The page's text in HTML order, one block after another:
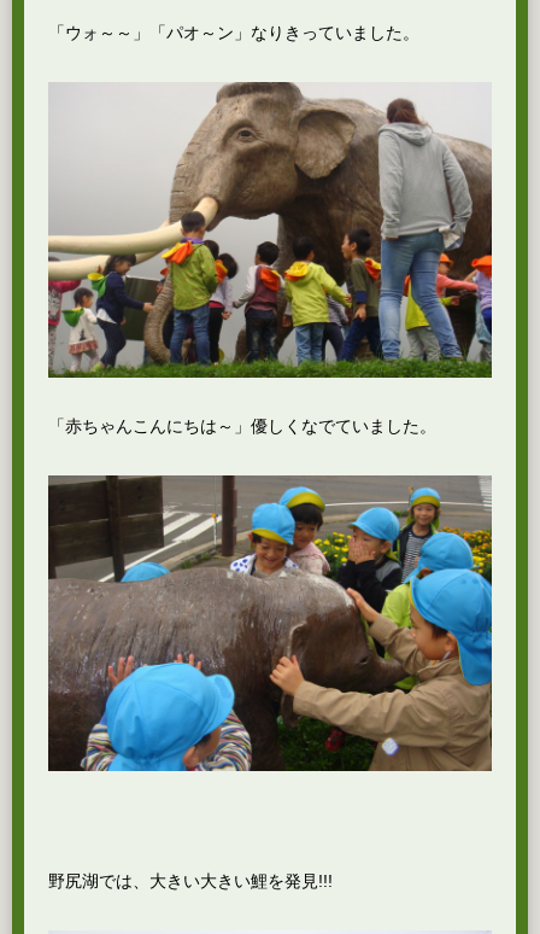
「ウォ～～」「パオ～ン」なりきっていました。
「赤ちゃんこんにちは～」優しくなでていました。
野尻湖では、大きい大きい鯉を発見!!!